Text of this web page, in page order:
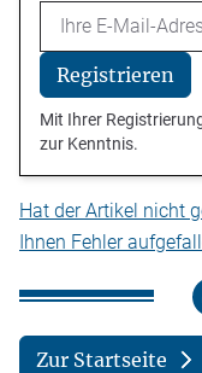
Email
Registrieren
Mit Ihrer
zur Kenntnis.
Hat der Artikel nicht
Ihnen Fehler
Zur Startseite